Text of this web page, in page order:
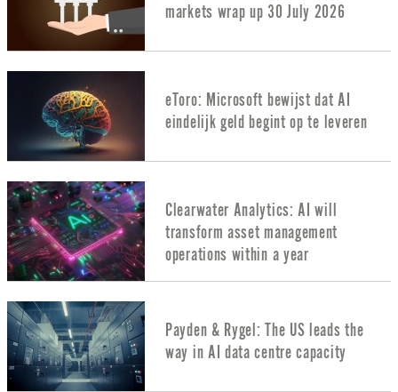
markets wrap up 30 July 2026
eToro: Microsoft bewijst dat AI
eindelijk geld begint op te leveren
Clearwater Analytics: AI will
transform asset management
operations within a year
Payden & Rygel: The US leads the
way in AI data centre capacity